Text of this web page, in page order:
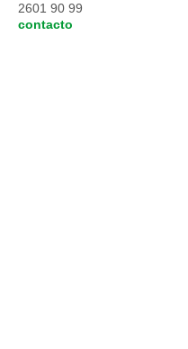
2601 90 99
contacto